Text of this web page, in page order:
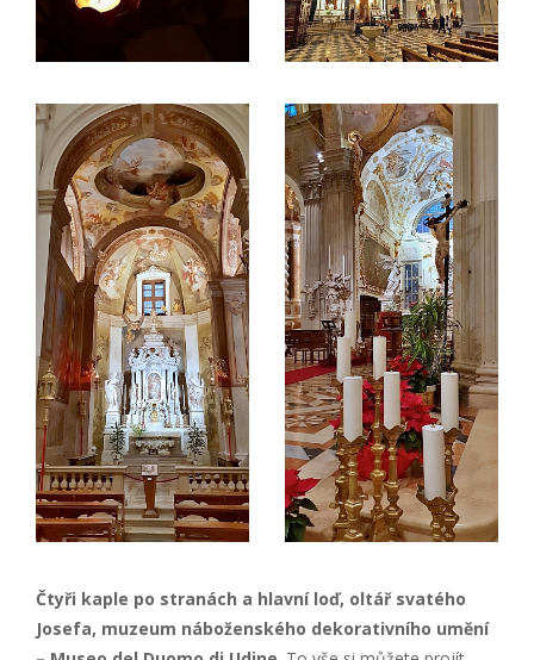
Čtyři kaple po stranách a hlavní loď, oltář svatého
Josefa, muzeum náboženského dekorativního umění